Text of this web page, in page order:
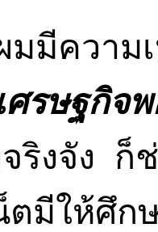
ความเห็
ศรษฐกิจ
ริงจัง ก็
ตมีให้ศึก